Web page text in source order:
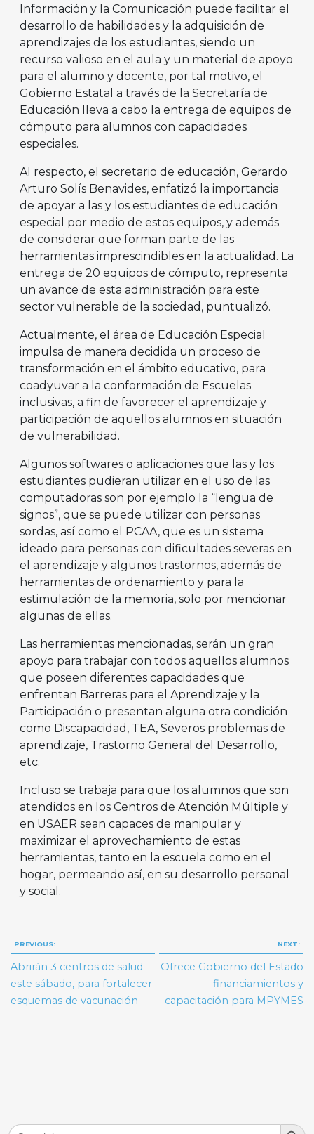
Información y la Comunicación puede facilitar el
desarrollo de habilidades y la adquisición de
aprendizajes de los estudiantes, siendo un
recurso valioso en el aula y un material de apoyo
para el alumno y docente, por tal motivo, el
Gobierno Estatal a través de la Secretaría de
Educación lleva a cabo la entrega de equipos de
cómputo para alumnos con capacidades
especiales.
Al respecto, el secretario de educación, Gerardo
Arturo Solís Benavides, enfatizó la importancia
de apoyar a las y los estudiantes de educación
especial por medio de estos equipos, y además
de considerar que forman parte de las
herramientas imprescindibles en la actualidad. La
entrega de 20 equipos de cómputo, representa
un avance de esta administración para este
sector vulnerable de la sociedad, puntualizó.
Actualmente, el área de Educación Especial
impulsa de manera decidida un proceso de
transformación en el ámbito educativo, para
coadyuvar a la conformación de Escuelas
inclusivas, a fin de favorecer el aprendizaje y
participación de aquellos alumnos en situación
de vulnerabilidad.
Algunos softwares o aplicaciones que las y los
estudiantes pudieran utilizar en el uso de las
computadoras son por ejemplo la “lengua de
signos”, que se puede utilizar con personas
sordas, así como el PCAA, que es un sistema
ideado para personas con dificultades severas en
el aprendizaje y algunos trastornos, además de
herramientas de ordenamiento y para la
estimulación de la memoria, solo por mencionar
algunas de ellas.
Las herramientas mencionadas, serán un gran
apoyo para trabajar con todos aquellos alumnos
que poseen diferentes capacidades que
enfrentan Barreras para el Aprendizaje y la
Participación o presentan alguna otra condición
como Discapacidad, TEA, Severos problemas de
aprendizaje, Trastorno General del Desarrollo,
etc.
Incluso se trabaja para que los alumnos que son
atendidos en los Centros de Atención Múltiple y
en USAER sean capaces de manipular y
maximizar el aprovechamiento de estas
herramientas, tanto en la escuela como en el
hogar, permeando así, en su desarrollo personal
y social.
Navegación
de
entradas
PREVIOUS:
Abrirán 3 centros de salud
este sábado, para fortalecer
esquemas de vacunación
NEXT:
Ofrece Gobierno del Estado
financiamientos y
capacitación para MPYMES
Search
Search